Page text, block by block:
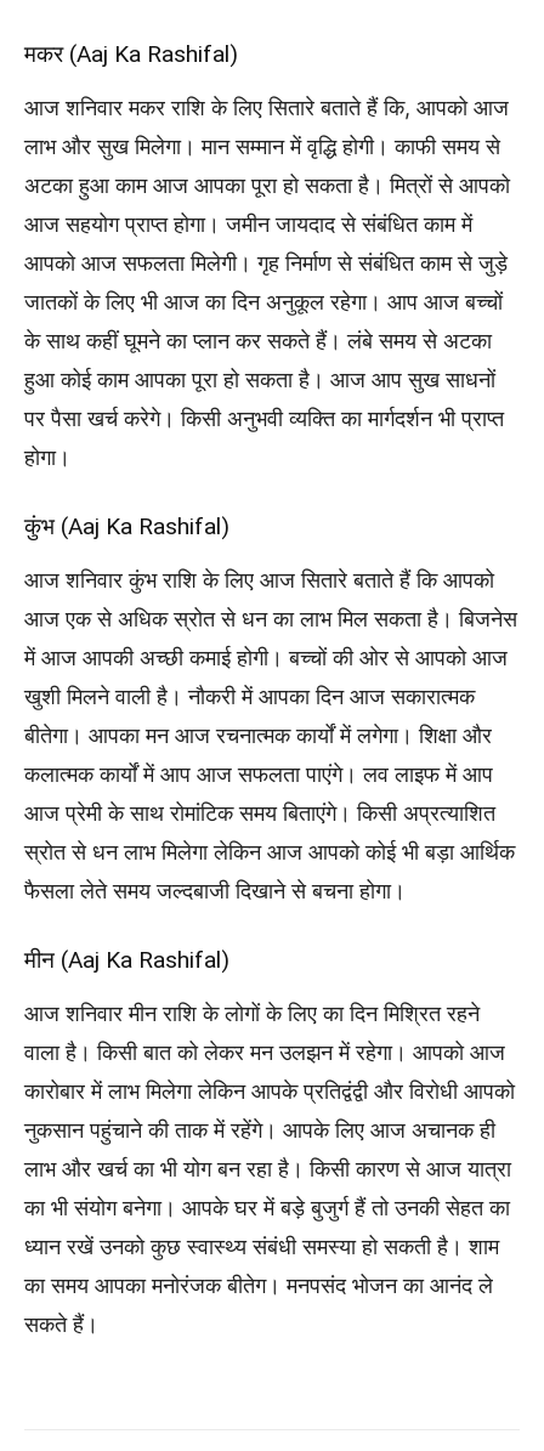
मकर (Aaj Ka Rashifal)
आज शनिवार मकर राशि के लिए सितारे बताते हैं कि, आपको आज
लाभ और सुख मिलेगा। मान सम्मान में वृद्धि होगी। काफी समय से
अटका हुआ काम आज आपका पूरा हो सकता है। मित्रों से आपको
आज सहयोग प्राप्त होगा। जमीन जायदाद से संबंधित काम में
आपको आज सफलता मिलेगी। गृह निर्माण से संबंधित काम से जुड़े
जातकों के लिए भी आज का दिन अनुकूल रहेगा। आप आज बच्चों
के साथ कहीं घूमने का प्लान कर सकते हैं। लंबे समय से अटका
हुआ कोई काम आपका पूरा हो सकता है। आज आप सुख साधनों
पर पैसा खर्च करेगे। किसी अनुभवी व्यक्ति का मार्गदर्शन भी प्राप्त
होगा।
कुंभ (Aaj Ka Rashifal)
आज शनिवार कुंभ राशि के लिए आज सितारे बताते हैं कि आपको
आज एक से अधिक स्रोत से धन का लाभ मिल सकता है। बिजनेस
में आज आपकी अच्छी कमाई होगी। बच्चों की ओर से आपको आज
खुशी मिलने वाली है। नौकरी में आपका दिन आज सकारात्मक
बीतेगा। आपका मन आज रचनात्मक कार्यों में लगेगा। शिक्षा और
कलात्मक कार्यों में आप आज सफलता पाएंगे। लव लाइफ में आप
आज प्रेमी के साथ रोमांटिक समय बिताएंगे। किसी अप्रत्याशित
स्रोत से धन लाभ मिलेगा लेकिन आज आपको कोई भी बड़ा आर्थिक
फैसला लेते समय जल्दबाजी दिखाने से बचना होगा।
मीन (Aaj Ka Rashifal)
आज शनिवार मीन राशि के लोगों के लिए का दिन मिश्रित रहने
वाला है। किसी बात को लेकर मन उलझन में रहेगा। आपको आज
कारोबार में लाभ मिलेगा लेकिन आपके प्रतिद्वंद्वी और विरोधी आपको
नुकसान पहुंचाने की ताक में रहेंगे। आपके लिए आज अचानक ही
लाभ और खर्च का भी योग बन रहा है। किसी कारण से आज यात्रा
का भी संयोग बनेगा। आपके घर में बड़े बुजुर्ग हैं तो उनकी सेहत का
ध्यान रखें उनको कुछ स्वास्थ्य संबंधी समस्या हो सकती है। शाम
का समय आपका मनोरंजक बीतेग। मनपसंद भोजन का आनंद ले
सकते हैं।